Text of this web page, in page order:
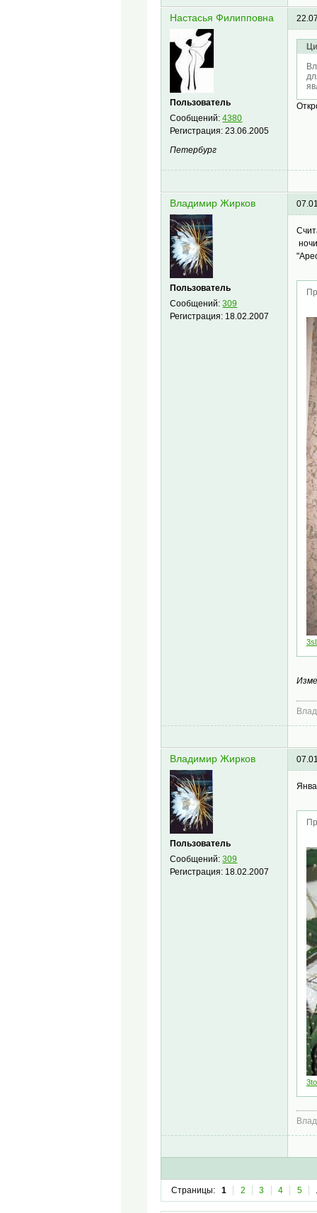
Настасья Филипповна
Пользователь
Сообщений:4380
Регистрация:23.06.2005
Петербург
Владимир Жирков
Пользователь
Сообщений:309
Регистрация: 18.02.2007
Владимир Жирков
Пользователь
Сообщений:309
Регистрация: 18.02.2007
Страницы: 1 2 3 4 5